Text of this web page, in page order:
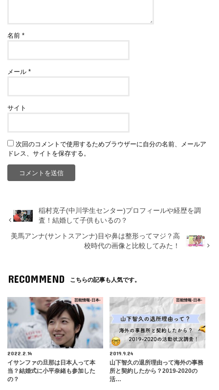
名前*
メール*
サイト
次回のコメントで使用するためブラウザーに自分の名前、メールア
ドレス、サイトを保存する。
稲村克子(中川学生センター)プロフィールや経歴を調
査！結婚して子供もいるの？
美馬アンナ(サントスアンナ)目や鼻は整形ってマジ？高
校時代の画像と比較してみた！
RECOMMEND こちらの記事も人気です。
芸能情報-日本-
2022.2.14
イサンファの旦那は日本人って本
当？結婚式に小平奈緒も参加した
の？
芸能情報-日本-
2019.9.24
山下智久の退所理由って海外の事務
所と契約したから？2019-2020の
活…